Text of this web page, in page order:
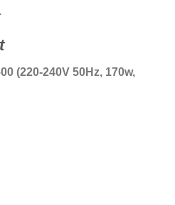
(220-240V 50Hz, 170w,